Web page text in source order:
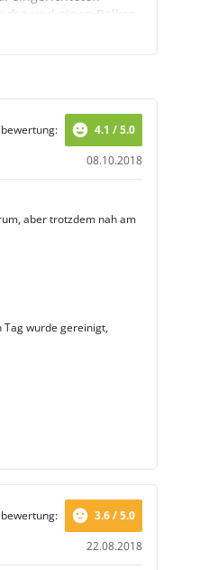
und einen Balkon
sind
einem
möchten, sind in
Balkon und
mit viel
Ereignisse
08.10.2018
4.1 / 5.0
aber trotzdem nah am
Tag wurde gereinigt,
22.08.2018
3.6 / 5.0